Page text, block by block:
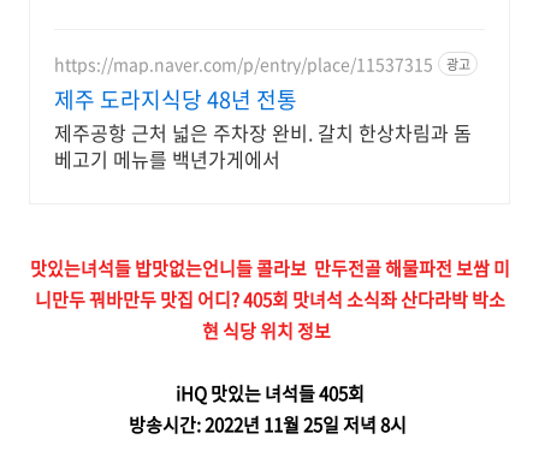
https://map.naver.com/p/entry/place/11537315 광고
제주 도라지식당 48년 전통
제주공항 근처 넓은 주차장 완비. 갈치 한상차림과 돔
베고기 메뉴를 백년가게에서
맛있는녀석들 밥맛없는언니들 콜라보 만두전골 해물파전 보쌈 미
니만두 꿔바만두 맛집 어디? 405회 맛녀석 소식좌 산다라박 박소
현 식당 위치 정보
iHQ 맛있는 녀석들 405회
방송시간: 2022년 11월 25일 저녁 8시